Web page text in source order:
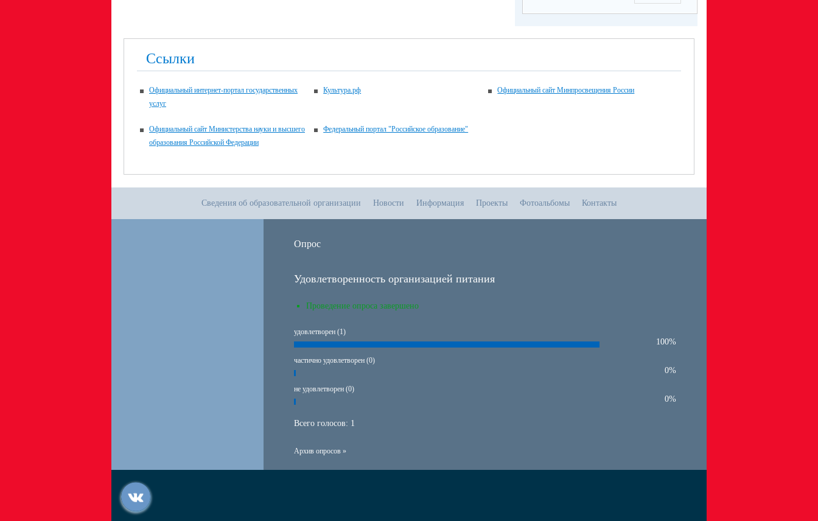
Ссылки
Официальный интернет-портал государственных
услуг
Культура.рф Официальный сайт Минпросвещения России
Официальный сайт Министерства науки и высшего
образования Российской Федерации
Федеральный портал "Российское образование"
Сведения об образовательной организации Новости Информация Проекты Фотоальбомы Контакты
Опрос
Удовлетворенность организацией питания
Проведение опроса завершено
удовлетворен (1)
100%
частично удовлетворен (0)
0%
не удовлетворен (0)
0%
Всего голосов: 1
Архив опросов »